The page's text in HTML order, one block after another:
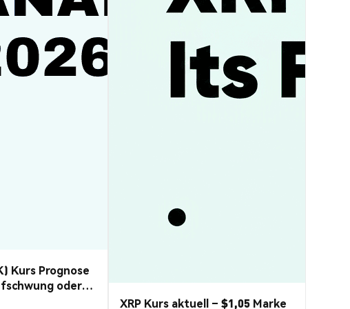
Kurs Prognose
oder
XRP Kurs aktuell – $1,05 Marke